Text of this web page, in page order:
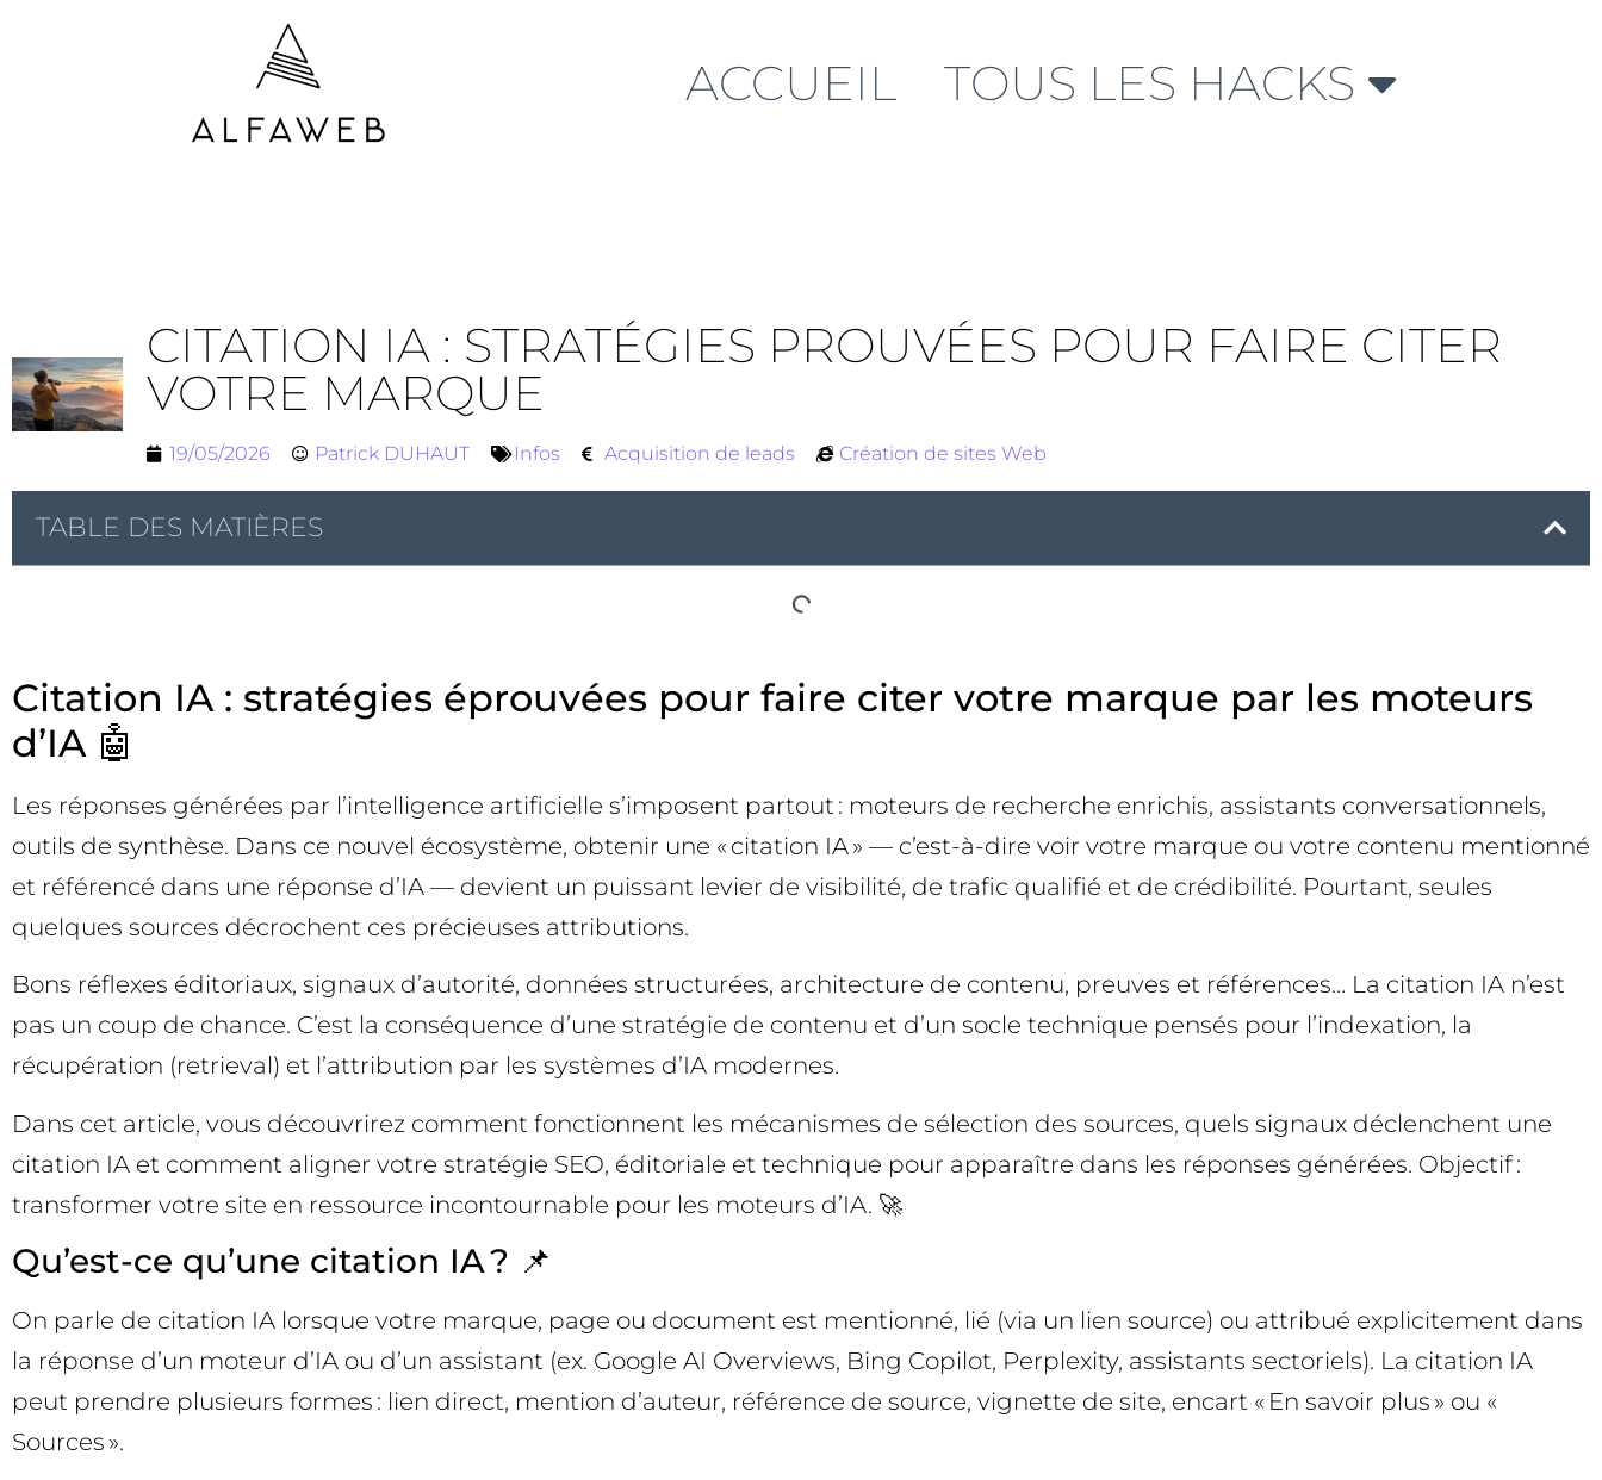
ACCUEIL TOUS LES HACKS
CITATION IA : STRATÉGIES PROUVÉES POUR FAIRE CITER
VOTRE MARQUE
19/05/2026 Patrick DUHAUT Infos Acquisition de leads Création de sites Web
TABLE DES MATIÈRES
Citation IA : stratégies éprouvées pour faire citer votre marque par les moteurs
d’IA 🤖
Les réponses générées par l’intelligence artificielle s’imposent partout : moteurs de recherche enrichis, assistants conversationnels,
outils de synthèse. Dans ce nouvel écosystème, obtenir une « citation IA » — c’est-à-dire voir votre marque ou votre contenu mentionné
et référencé dans une réponse d’IA — devient un puissant levier de visibilité, de trafic qualifié et de crédibilité. Pourtant, seules
quelques sources décrochent ces précieuses attributions.
Bons réflexes éditoriaux, signaux d’autorité, données structurées, architecture de contenu, preuves et références… La citation IA n’est
pas un coup de chance. C’est la conséquence d’une stratégie de contenu et d’un socle technique pensés pour l’indexation, la
récupération (retrieval) et l’attribution par les systèmes d’IA modernes.
Dans cet article, vous découvrirez comment fonctionnent les mécanismes de sélection des sources, quels signaux déclenchent une
citation IA et comment aligner votre stratégie SEO, éditoriale et technique pour apparaître dans les réponses générées. Objectif :
transformer votre site en ressource incontournable pour les moteurs d’IA. 🚀
Qu’est-ce qu’une citation IA ? 📌
On parle de citation IA lorsque votre marque, page ou document est mentionné, lié (via un lien source) ou attribué explicitement dans
la réponse d’un moteur d’IA ou d’un assistant (ex. Google AI Overviews, Bing Copilot, Perplexity, assistants sectoriels). La citation IA
peut prendre plusieurs formes : lien direct, mention d’auteur, référence de source, vignette de site, encart « En savoir plus » ou «
Sources ».